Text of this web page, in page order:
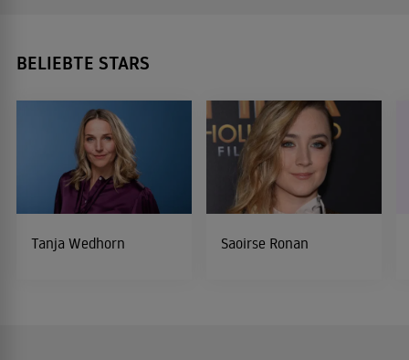
BELIEBTE STARS
Tanja Wedhorn Saoirse Ronan